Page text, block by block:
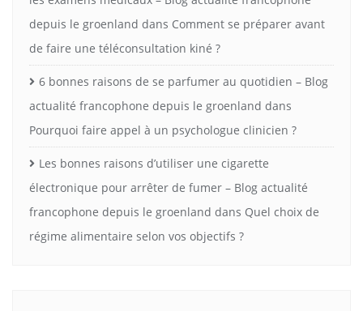
depuis le groenland dans Comment se préparer avant
de faire une téléconsultation kiné ?
6 bonnes raisons de se parfumer au quotidien – Blog
actualité francophone depuis le groenland dans
Pourquoi faire appel à un psychologue clinicien ?
Les bonnes raisons d’utiliser une cigarette
électronique pour arrêter de fumer – Blog actualité
francophone depuis le groenland dans Quel choix de
régime alimentaire selon vos objectifs ?